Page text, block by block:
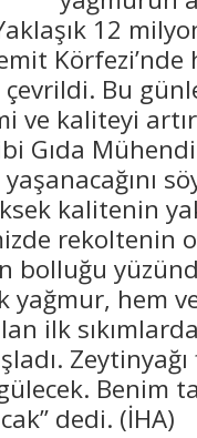
12
Körfezi’nde
Bu
ve kaliteyi
Gıda
kalitenin
rekoltenin
bolluğu
yağmur, hem
ilk
Benim
dedi. (İHA)